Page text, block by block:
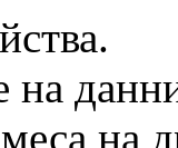
на